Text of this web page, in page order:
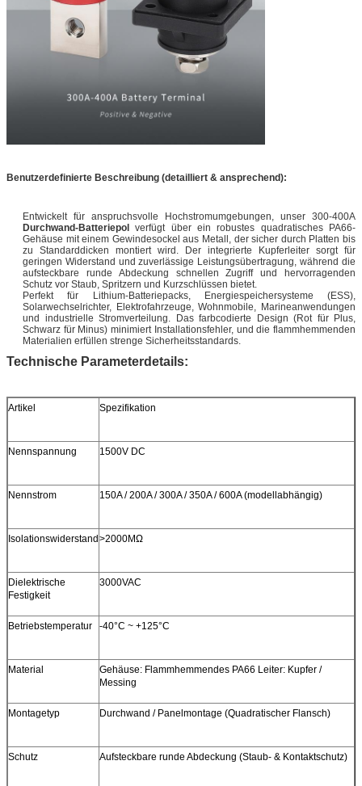
Benutzerdefinierte Beschreibung (detailliert & ansprechend):
Entwickelt für anspruchsvolle Hochstromumgebungen, unser 300-400A
Durchwand-Batteriepolverfügt über ein robustes quadratisches PA66-
Gehäuse mit einem Gewindesockel aus Metall, der sicher durch Platten bis
zu Standarddicken montiert wird. Der integrierte Kupferleiter sorgt für
geringen Widerstand und zuverlässige Leistungsübertragung, während die
aufsteckbare runde Abdeckung schnellen Zugriff und hervorragenden
Schutz vor Staub, Spritzern und Kurzschlüssen bietet.
Perfekt für Lithium-Batteriepacks, Energiespeichersysteme (ESS),
Solarwechselrichter, Elektrofahrzeuge, Wohnmobile, Marineanwendungen
und industrielle Stromverteilung. Das farbcodierte Design (Rot für Plus,
Schwarz für Minus) minimiert Installationsfehler, und die flammhemmenden
Materialien erfüllen strenge Sicherheitsstandards.
Technische Parameterdetails:
Artikel Spezifikation
Nennspannung 1500V DC
Nennstrom 150A / 200A / 300A / 350A / 600A (modellabhängig)
Isolationswiderstand >2000MΩ
Dielektrische
Festigkeit
3000VAC
Betriebstemperatur -40°C ~ +125°C
Material
Gehäuse: Flammhemmendes PA66 Leiter: Kupfer /
Messing
Montagetyp Durchwand / Panelmontage (Quadratischer Flansch)
Schutz Aufsteckbare runde Abdeckung (Staub- & Kontaktschutz)